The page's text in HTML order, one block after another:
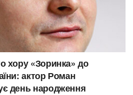
хору «Зоринка» до
актор Роман
день народження